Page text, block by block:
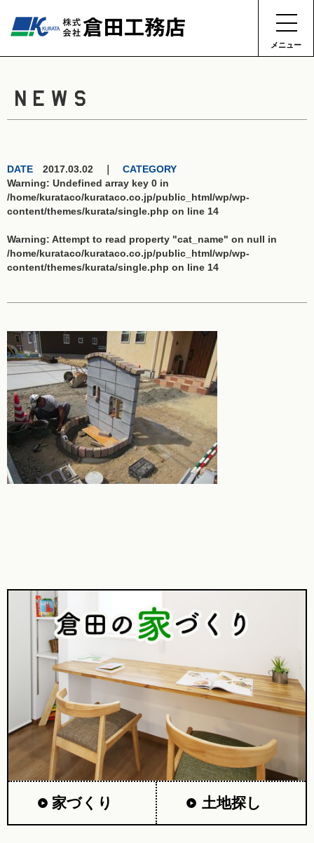
メニュー
NEWS
DATE 2017.03.02 ｜ CATEGORY
Warning: Undefined array key 0 in
/home/kurataco/kurataco.co.jp/public_html/wp/wp-
content/themes/kurata/single.php on line 14
Warning: Attempt to read property "cat_name" on null in
/home/kurataco/kurataco.co.jp/public_html/wp/wp-
content/themes/kurata/single.php on line 14
家づくり 土地探し